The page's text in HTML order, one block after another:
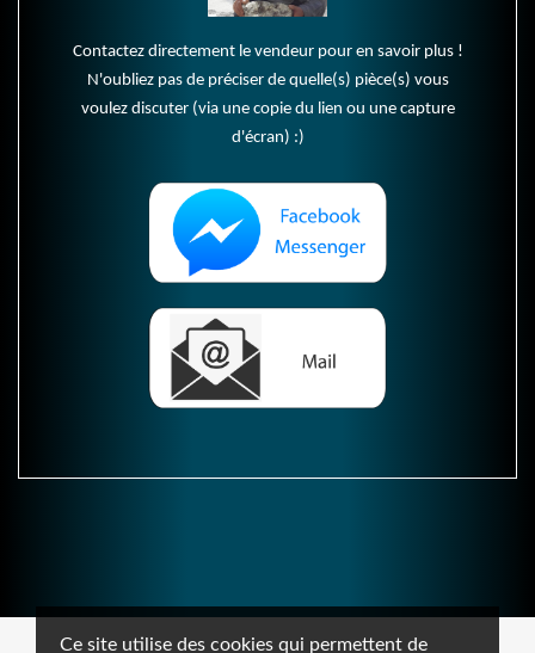
Ce site utilise des cookies qui permettent de
Contactez directement le vendeur pour en savoir plus !
N'oubliez pas de préciser de quelle(s) pièce(s) vous
voulez discuter (via une copie du lien ou une capture
d'écran) :)